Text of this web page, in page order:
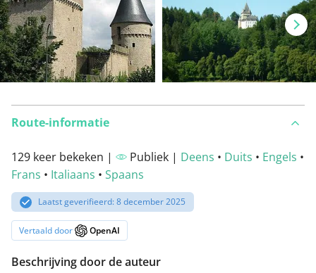
Route-informatie
129 keer bekeken | Publiek | Deens • Duits • Engels •
Frans • Italiaans • Spaans
Laatst geverifieerd: 8 december 2025
Vertaald door OpenAI
Beschrijving door de auteur